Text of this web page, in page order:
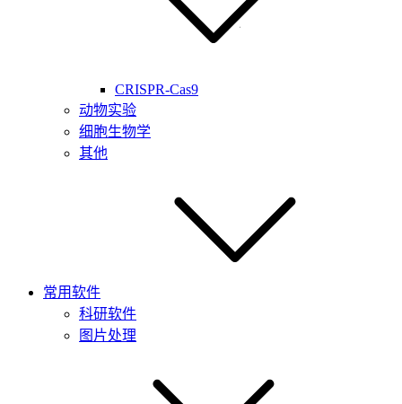
CRISPR-Cas9
动物实验
细胞生物学
其他
常用软件
科研软件
图片处理